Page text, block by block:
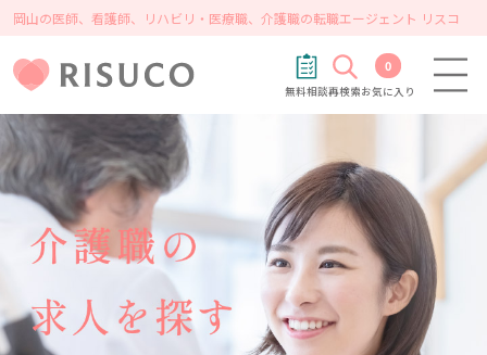
岡山の医師、看護師、リハビリ・医療職、介護職の転職エージェント リスコ
無料相談再検索
0
お気に入り